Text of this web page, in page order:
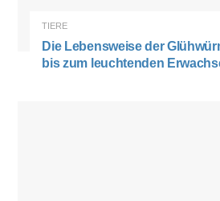
TIERE
Die Lebensweise der
bis zum leuchtenden